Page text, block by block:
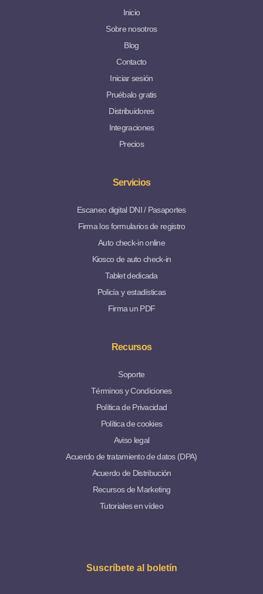
Inicio
Sobre nosotros
Blog
Contacto
Iniciar sesión
Pruébalo gratis
Distribuidores
Integraciones
Precios
Servicios
Escaneo digital DNI / Pasaportes
Firma los formularios de registro
Auto check-in online
Kiosco de auto check-in
Tablet dedicada
Policía y estadísticas
Firma un PDF
Recursos
Soporte
Términos y Condiciones
Política de Privacidad
Política de cookies
Aviso legal
Acuerdo de tratamiento de datos (DPA)
Acuerdo de Distribución
Recursos de Marketing
Tutoriales en vídeo
Suscríbete al boletín